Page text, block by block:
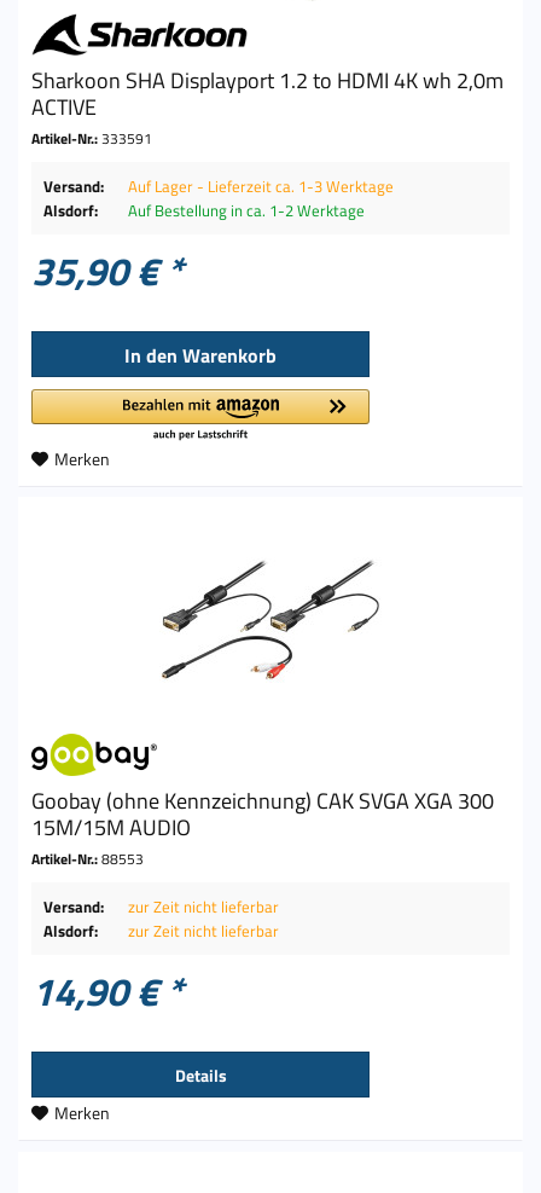
Sharkoon SHA Displayport 1.2 to HDMI 4K wh 2,0m
ACTIVE
Artikel-Nr.:333591
Versand:
Auf Lager - Lieferzeit ca. 1-3 Werktage
Alsdorf:
Auf Bestellung in ca. 1-2 Werktage
35,90 € *
In den Warenkorb
Merken
Goobay (ohne Kennzeichnung) CAK SVGA XGA 300
15M/15M AUDIO
Artikel-Nr.:88553
Versand:
zur Zeit nicht lieferbar
Alsdorf:
zur Zeit nicht lieferbar
14,90 € *
Details
Merken